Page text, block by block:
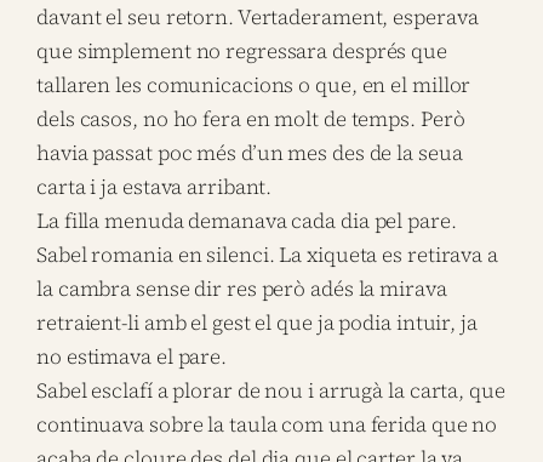
davant el seu retorn. Vertaderament, esperava
que simplement no regressara després que
tallaren les comunicacions o que, en el millor
dels casos, no ho fera en molt de temps. Però
havia passat poc més d’un mes des de la seua
carta i ja estava arribant.
La filla menuda demanava cada dia pel pare.
Sabel romania en silenci. La xiqueta es retirava a
la cambra sense dir res però adés la mirava
retraient-li amb el gest el que ja podia intuir, ja
no estimava el pare.
Sabel esclafí a plorar de nou i arrugà la carta, que
continuava sobre la taula com una ferida que no